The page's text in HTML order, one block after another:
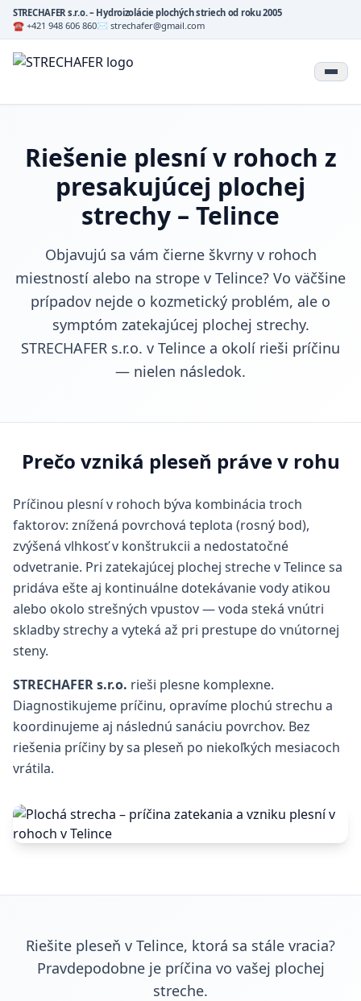
STRECHAFER s.r.o. – Hydroizolácie plochých striech od roku 2005
☎ +421 948 606 860✉ strechafer@gmail.com
Riešenie plesní v rohoch z
presakujúcej plochej
strechy – Telince
Objavujú sa vám čierne škvrny v rohoch
miestností alebo na strope v Telince? Vo väčšine
prípadov nejde o kozmetický problém, ale o
symptóm zatekajúcej plochej strechy.
STRECHAFER s.r.o. v Telince a okolí rieši príčinu
— nielen následok.
Prečo vzniká pleseň práve v rohu
Príčinou plesní v rohoch býva kombinácia troch
faktorov: znížená povrchová teplota (rosný bod),
zvýšená vlhkosť v konštrukcii a nedostatočné
odvetranie. Pri zatekajúcej plochej streche v Telince sa
pridáva ešte aj kontinuálne dotekávanie vody atikou
alebo okolo strešných vpustov — voda steká vnútri
skladby strechy a vyteká až pri prestupe do vnútornej
steny.
STRECHAFER s.r.o. rieši plesne komplexne.
Diagnostikujeme príčinu, opravíme plochú strechu a
koordinujeme aj následnú sanáciu povrchov. Bez
riešenia príčiny by sa pleseň po niekoľkých mesiacoch
vrátila.
Riešite pleseň v Telince, ktorá sa stále vracia?
Pravdepodobne je príčina vo vašej plochej
streche.